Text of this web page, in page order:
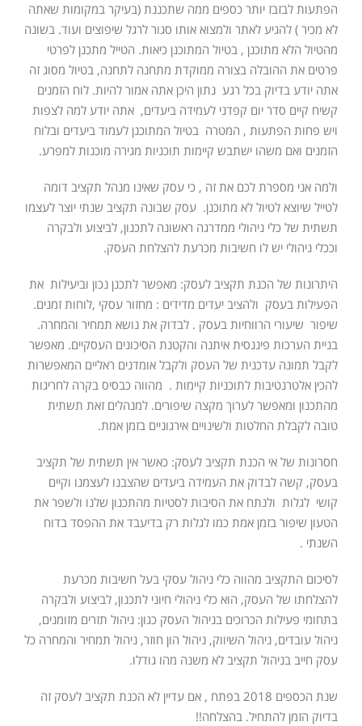
הפתעות לבזבז יותר כספים ממה שתכננת (בעיקר במקומות שאתה
לא מכיר ) להגיע לאתר ולמצוא אותו סגור לרגל שיפוצים ועוד. בשונה
מהטיול הלא מתוכנן , בטיול המתוכנן כיאות. הטייל מתכנן לפרטי
פרטים את ההובלה בצורה ממוקדת מתחנה לתחנה, בטיול מסוג זה
אתה יודע בדיוק בכל רגע נתון היכן אתה אמור להיות. לוח הזמנים
קשיח קיים סדר יום קפדני לעמידה ביעדים, אתה יודע למה לצפות
ויש פחות הפתעות , המטרה בטיול המתוכנן לעמוד ביעדים ובלוח
הזמנים ואם משהו ישתבש קיימות תוכניות מגירה מוכנות למפרע.
ולמה אני מספרת לכם את זה , כי עסק שאינו מנהל תקציב דומה
לטייל שיוצא לטיול לא מתוכנן. עסק שבונה תקציב שנתי יוצר לעצמו
תשתית של כלי ניהולי ממדרגה ראשונה לתכנון, לביצוע ולבקרה
וככלי ניהולי יש לו חשיבות מכרעת להצלחת העסק.
היתרונות של הכנת תקציב לעסק: מאפשר לתכנן נכון וביעילות את
הפעילות בעסק ולהציב יעדים מדידים : מחזור עסקי ,לוחות זמנים.
שיפור שיעורי הרווחיות בעסק . לבדוק את נושא תמחיר והמחרה.
בניית הערכות פיננסית איתנה והקטנת הסיכונים העסקיים. מאפשר
לקבל תמונה עדכנית של העסק ולקבל אומדנים ראליים המאפשרות
להכין אלטרנטיבות לתוכניות קיימות . מהווה כבסיס בקרה לחריגות
מהתכנון ומאפשר לערוך מקצה שיפורים. למנהלים זאת תשתית
טובה לקבלת החלטות ולשינויים אירגוניים בזמן אמת.
חסרונות של אי הכנת תקציב לעסק: כאשר אין תשתית של תקציב
בעסק, קשה לבדוק את העמידה ביעדים שהצבנו לעצמנו וקיים
קושי לגלות ולנתח את הסיבות לסטיות מהתכנון שלנו ולשפר את
הטעון שיפור בזמן אמת כמו לגלות רק בדיעבד את ההפסד בדוח
השנתי .
לסיכום התקציב מהווה כלי ניהול עסקי בעל חשיבות מכרעת
להצלחתו של העסק, הוא כלי ניהולי חיוני לתכנון, לביצוע ולבקרה
בתחומי פעילות הכרוכים בניהול העסק כגון: ניהול תזרים מזומנים,
ניהול עובדים, ניהול השיווק, ניהול הון חוזר, ניהול תמחיר והמחרה כל
עסק חייב בניהול תקציב לא משנה מהו גודלו.
שנת הכספים 2018 בפתח , אם עדיין לא הכנת תקציב לעסק זה
בדיוק הזמן להתחיל. בהצלחה!!